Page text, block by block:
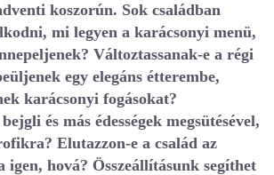
koszorún. Sok családban
mi legyen a karácsonyi menü,
Változtassanak-e a régi
egy elegáns étterembe,
karácsonyi fogásokat?
és más édességek megsütésével,
Elutazzon-e a család az
igen, hová? Összeállításunk segíthet